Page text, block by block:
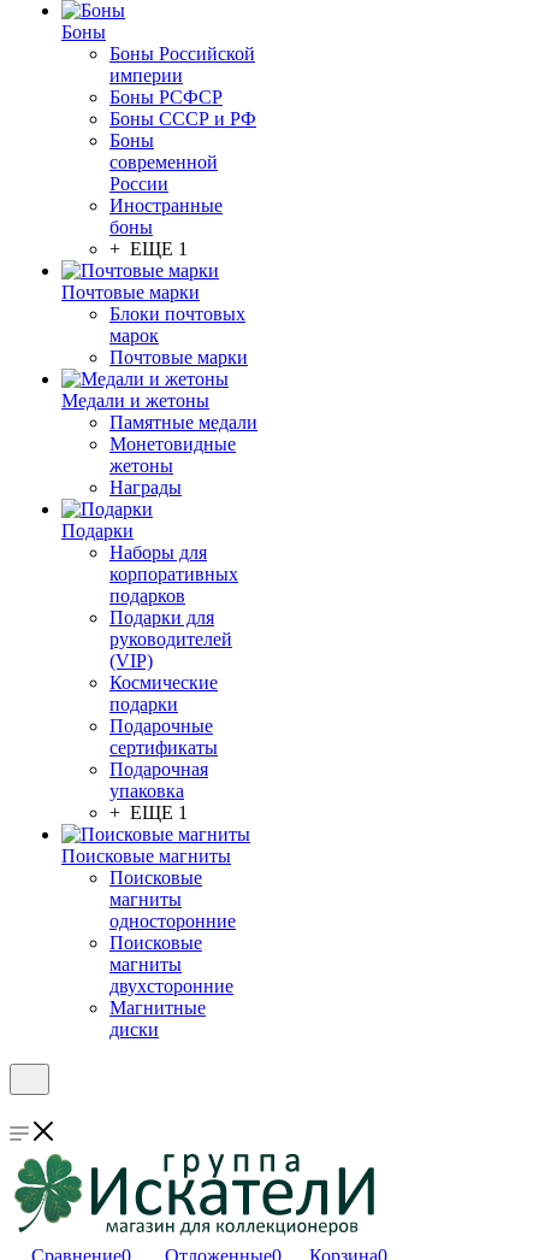
Боны
Боны Российской
империи
Боны РСФСР
Боны СССР и РФ
Боны
современной
России
Иностранные
боны
+ ЕЩЕ 1
Почтовые марки
Блоки почтовых
марок
Почтовые марки
Медали и жетоны
Памятные медали
Монетовидные
жетоны
Награды
Подарки
Наборы для
корпоративных
подарков
Подарки для
руководителей
(VIP)
Космические
подарки
Подарочные
сертификаты
Подарочная
упаковка
+ ЕЩЕ 1
Поисковые магниты
Поисковые
магниты
односторонние
Поисковые
магниты
двухсторонние
Магнитные
диски
Сравнение0 Отложенные0 Корзина0